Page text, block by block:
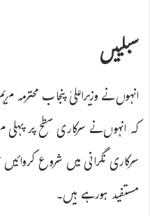
سبلییں
انہوں نے وزیراعلیٰ پنجاب محترمہ
کہ انہوں نے سرکاری سطح پر پہلی
سرکاری نگرانی میں شروع
مستفید ہورہے ہیں۔